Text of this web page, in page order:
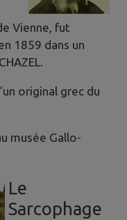
Vienne, fut
1859 dans un
original grec du
musée Gallo-
Le
Sarcophage